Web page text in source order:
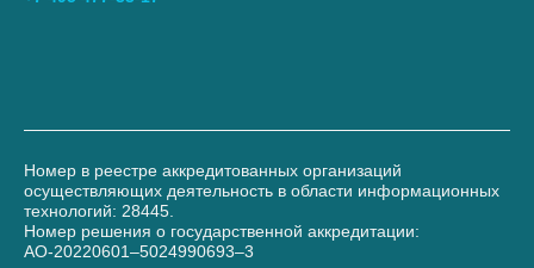
Номер в реестре аккредитованных организаций
осуществляющих деятельность в области информационных
технологий: 28445.
Номер решения о государственной аккредитации:
АО-20220601–5024990693–3